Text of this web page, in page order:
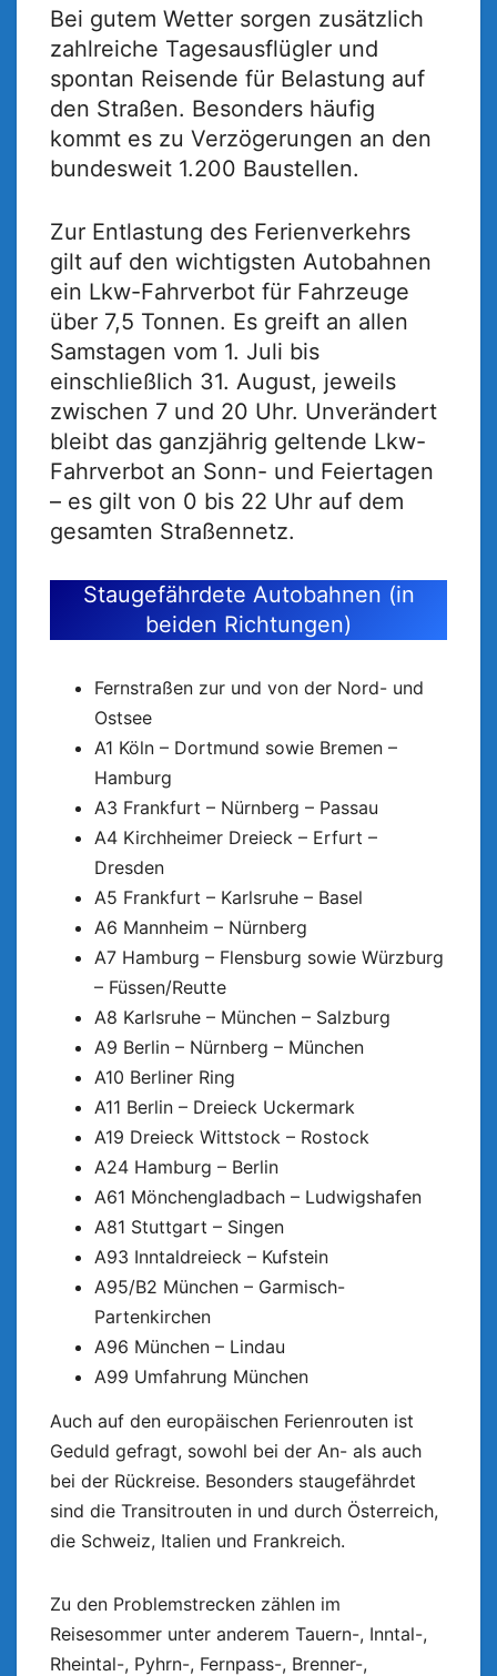
Bei gutem Wetter sorgen zusätzlich
zahlreiche Tagesausflügler und
spontan Reisende für Belastung auf
den Straßen. Besonders häufig
kommt es zu Verzögerungen an den
bundesweit 1.200 Baustellen.
Zur Entlastung des Ferienverkehrs
gilt auf den wichtigsten Autobahnen
ein Lkw-Fahrverbot für Fahrzeuge
über 7,5 Tonnen. Es greift an allen
Samstagen vom 1. Juli bis
einschließlich 31. August, jeweils
zwischen 7 und 20 Uhr. Unverändert
bleibt das ganzjährig geltende Lkw-
Fahrverbot an Sonn- und Feiertagen
– es gilt von 0 bis 22 Uhr auf dem
gesamten Straßennetz.
Staugefährdete Autobahnen (in
beiden Richtungen)
Fernstraßen zur und von der Nord- und
Ostsee
A1 Köln – Dortmund sowie Bremen –
Hamburg
A3 Frankfurt – Nürnberg – Passau
A4 Kirchheimer Dreieck – Erfurt –
Dresden
A5 Frankfurt – Karlsruhe – Basel
A6 Mannheim – Nürnberg
A7 Hamburg – Flensburg sowie Würzburg
– Füssen/Reutte
A8 Karlsruhe – München – Salzburg
A9 Berlin – Nürnberg – München
A10 Berliner Ring
A11 Berlin – Dreieck Uckermark
A19 Dreieck Wittstock – Rostock
A24 Hamburg – Berlin
A61 Mönchengladbach – Ludwigshafen
A81 Stuttgart – Singen
A93 Inntaldreieck – Kufstein
A95/B2 München – Garmisch-
Partenkirchen
A96 München – Lindau
A99 Umfahrung München
Auch auf den europäischen Ferienrouten ist
Geduld gefragt, sowohl bei der An- als auch
bei der Rückreise. Besonders staugefährdet
sind die Transitrouten in und durch Österreich,
die Schweiz, Italien und Frankreich.
Zu den Problemstrecken zählen im
Reisesommer unter anderem Tauern-, Inntal-,
Rheintal-, Pyhrn-, Fernpass-, Brenner-,